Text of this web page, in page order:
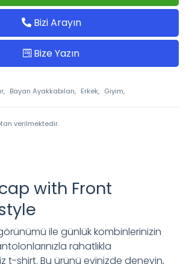
Bizi Arayın
Bize Yazın
Bayan Ayakkabıları, Erkek, Giyim,
verilmektedir.
with Front
ile günlük kombinlerinizin
rahatlıkla
t-shirt. Bu ürünü evinizde deneyin,